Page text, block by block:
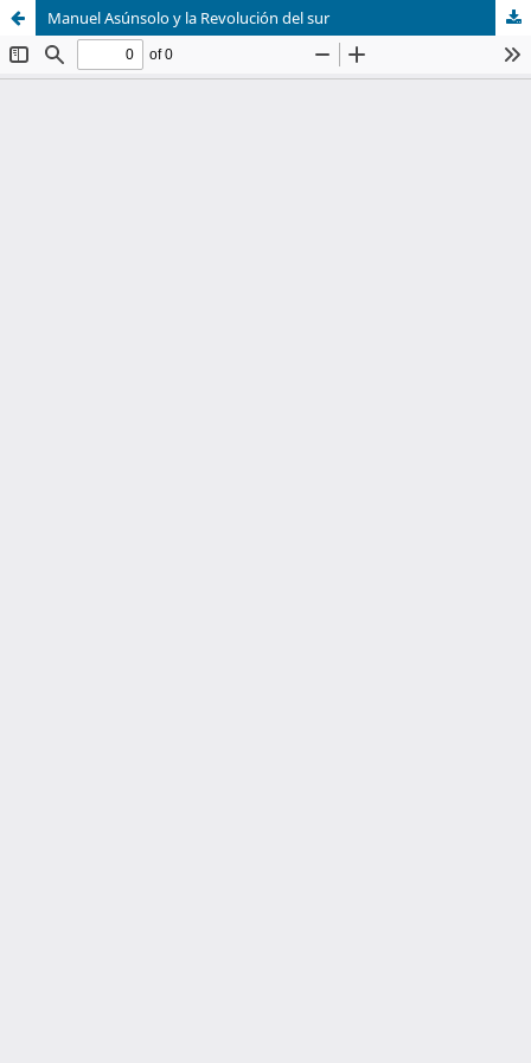
Manuel Asúnsolo y la Revolución del sur